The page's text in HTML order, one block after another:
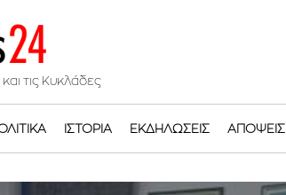
τις Κυκλάδες
ΙΣΤΟΡΊΑ ΕΚΔΗΛΏΣΕΙΣ ΑΠΌΨΕΙΣ